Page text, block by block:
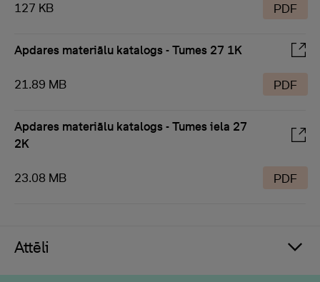
127 KB PDF
Apdares materiālu katalogs - Tumes 27 1K
21.89 MB PDF
Apdares materiālu katalogs - Tumes iela 27
2K
23.08 MB PDF
Attēli